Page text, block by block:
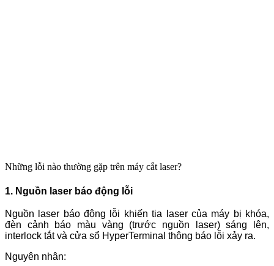
Những lỗi nào thường gặp trên máy cắt laser?
1. Nguồn laser báo động lỗi
Nguồn laser báo động lỗi khiến tia laser của máy bị khóa,
đèn cảnh báo màu vàng (trước nguồn laser) sáng lên,
interlock tắt và cửa sổ HyperTerminal thông báo lỗi xảy ra.
Nguyên nhân: